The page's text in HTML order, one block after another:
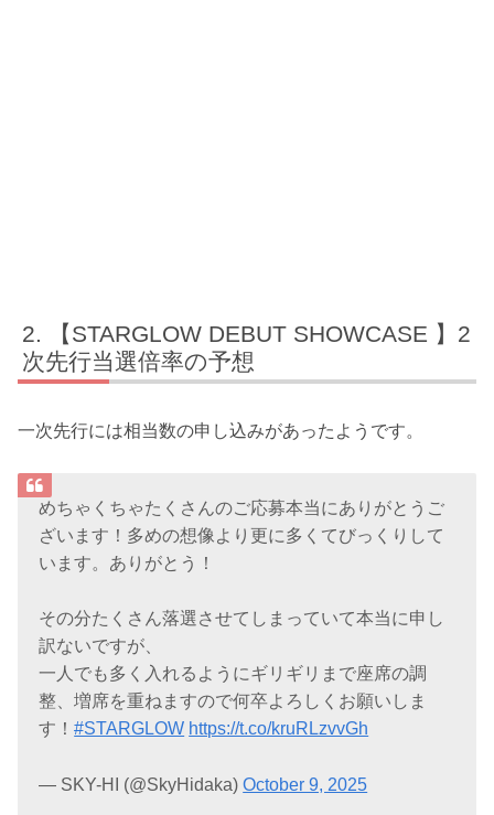
【STARGLOW DEBUT SHOWCASE 】2
次先行当選倍率の予想
一次先行には相当数の申し込みがあったようです。
めちゃくちゃたくさんのご応募本当にありがとうご
ざいます！多めの想像より更に多くてびっくりして
います。ありがとう！
その分たくさん落選させてしまっていて本当に申し
訳ないですが、
一人でも多く入れるようにギリギリまで座席の調
整、増席を重ねますので何卒よろしくお願いしま
す！#STARGLOW https://t.co/kruRLzvvGh
— SKY-HI (@SkyHidaka)October 9, 2025